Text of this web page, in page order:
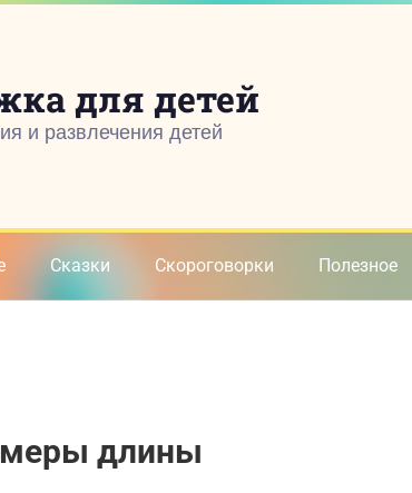
для детей
и развлечения детей
Сказки Скороговорки Полезное
меры длины